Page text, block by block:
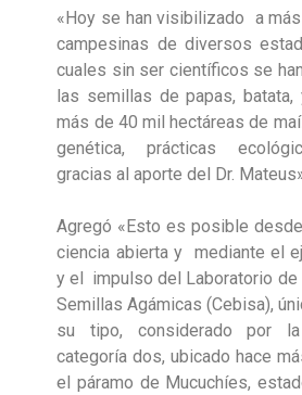
«Hoy se han visibilizado a
campesinas de diversos
cuales sin ser científicos se
las semillas de papas, batata,
más de 40 mil hectáreas de
genética, prácticas
gracias al aporte del Dr.
Agregó «Esto es posible
ciencia abierta y mediante el
y el impulso del Laboratorio de
Semillas Agámicas (Cebisa),
su tipo, considerado por
categoría dos, ubicado hace
el páramo de Mucuchíes,